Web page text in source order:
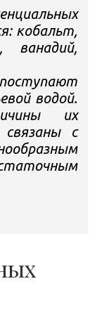
кобальт,
ванадий,
водой.
их
с